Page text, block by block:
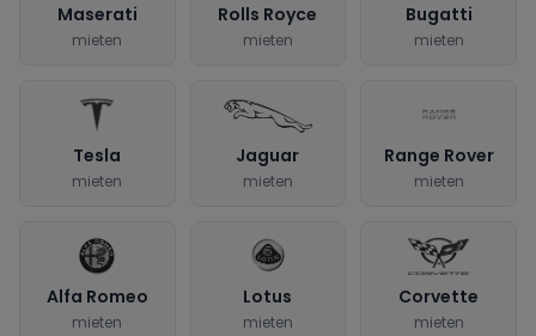
Maserati
mieten
Rolls Royce
mieten
Bugatti
mieten
Tesla
mieten
Jaguar
mieten
Range Rover
mieten
Alfa Romeo
mieten
Lotus
mieten
Corvette
mieten